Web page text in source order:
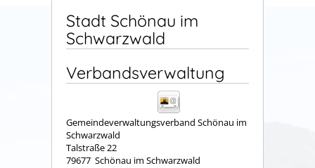
Stadt Schönau im
Schwarzwald
Verbandsverwaltung
Gemeindeverwaltungsverband Schönau im
Schwarzwald
Talstraße 22
79677 Schönau im Schwarzwald